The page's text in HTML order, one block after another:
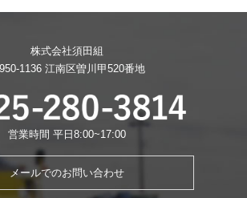
株式会社須田組
1136 江南区曽川甲520番地
営業時間 平日8:00~17:00
メールでのお問い合わせ